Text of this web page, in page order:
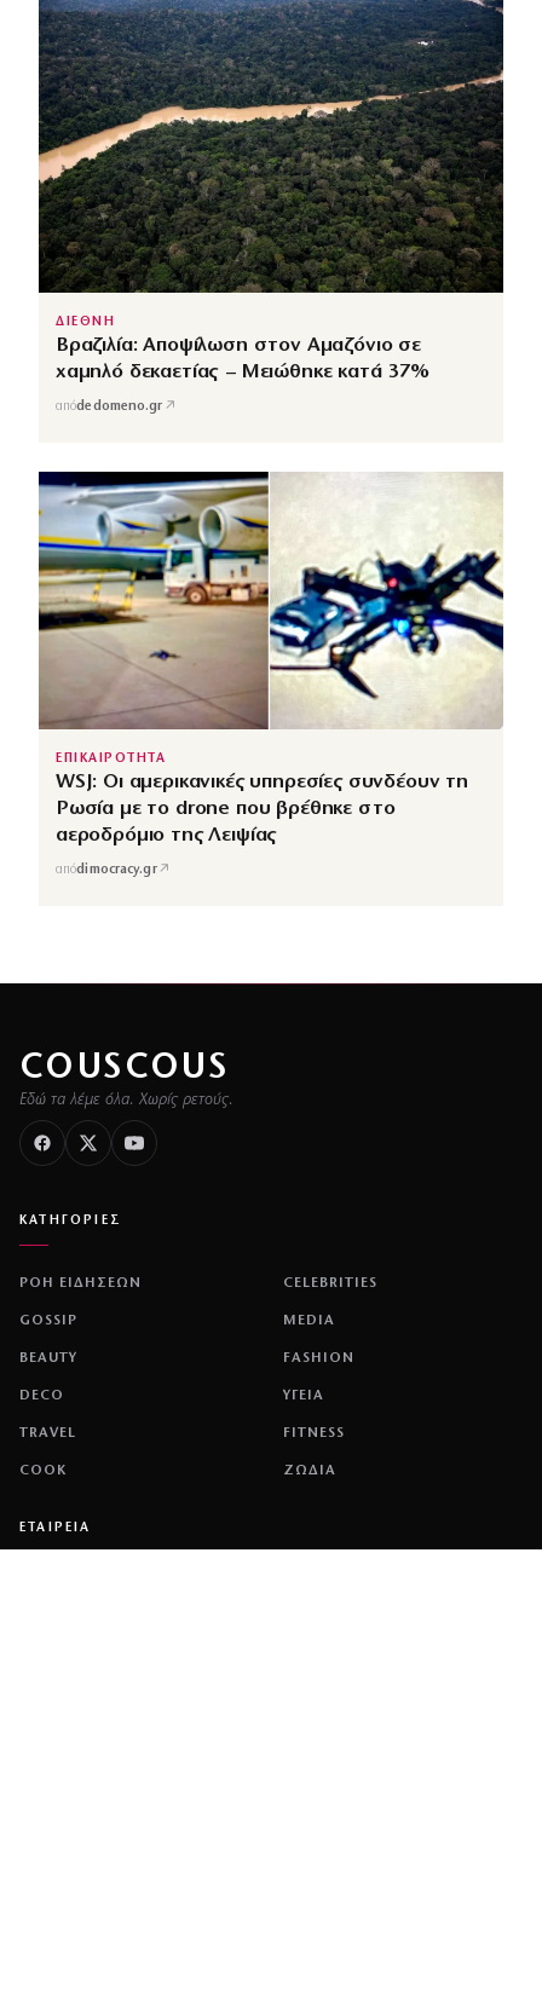
ΔΙΕΘΝΗ
Βραζιλία: Αποψίλωση στον Αμαζόνιο σε
χαμηλό δεκαετίας – Μειώθηκε κατά 37%
απόdedomeno.gr ↗
ΕΠΙΚΑΙΡΟΤΗΤΑ
WSJ: Οι αμερικανικές υπηρεσίες συνδέουν τη
Ρωσία με το drone που βρέθηκε στο
αεροδρόμιο της Λειψίας
απόdimocracy.gr↗
COUSCOUS
Εδώ τα λέμε όλα. Χωρίς ρετούς.
ΚΑΤΗΓΟΡΙΕΣ
ΡΟΗ ΕΙΔΗΣΕΩΝ CELEBRITIES
GOSSIP MEDIA
BEAUTY FASHION
DECO ΥΓΕΙΑ
TRAVEL FITNESS
COOK ΖΩΔΙΑ
ΕΤΑΙΡΕΙΑ